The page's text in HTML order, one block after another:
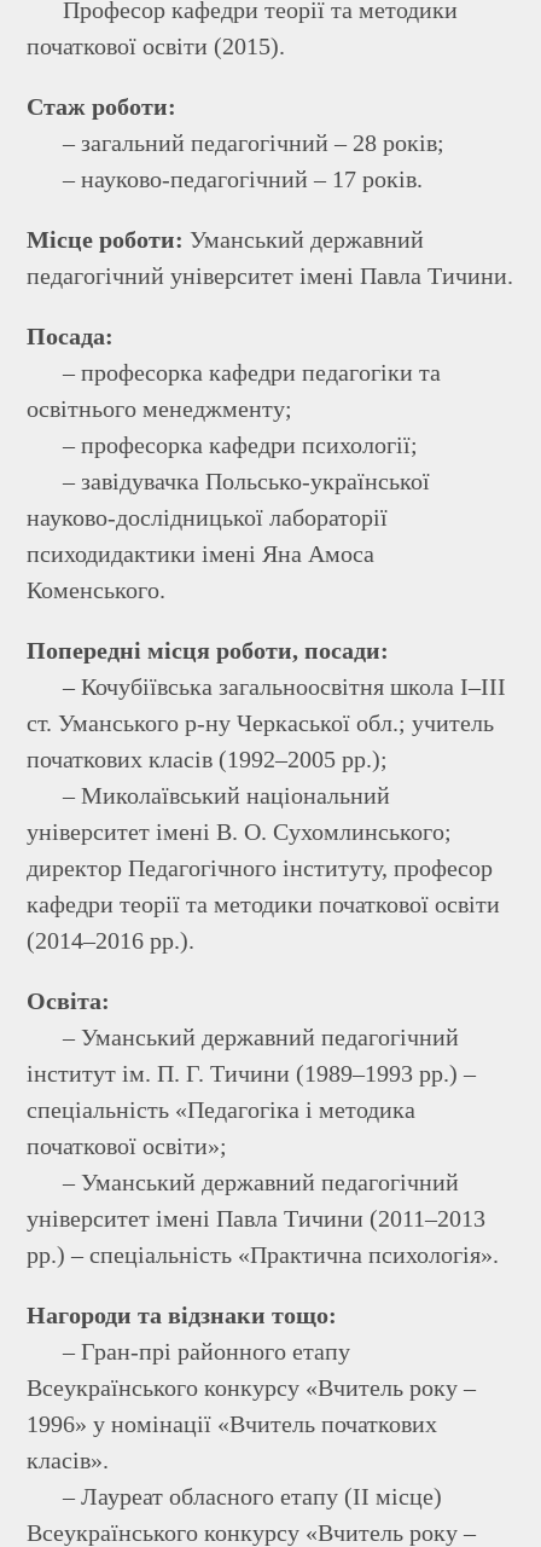
Професор кафедри теорії та методики
початкової освіти (2015).
Стаж роботи:
– загальний педагогічний – 28 років;
– науково-педагогічний – 17 років.
Місце роботи:Уманський державний
педагогічний університет імені Павла Тичини.
Посада:
– професорка кафедри педагогіки та
освітнього менеджменту;
– професорка кафедри психології;
– завідувачка Польсько-української
науково-дослідницької лабораторії
психодидактики імені Яна Амоса
Коменського.
Попередні місця роботи, посади:
– Кочубіївська загальноосвітня школа І–ІІІ
ст. Уманського р-ну Черкаської обл.; учитель
початкових класів (1992–2005 рр.);
– Миколаївський національний
університет імені В. О. Сухомлинського;
директор Педагогічного інституту, професор
кафедри теорії та методики початкової освіти
(2014–2016 рр.).
Освіта:
– Уманський державний педагогічний
інститут ім. П. Г. Тичини (1989–1993 рр.) –
спеціальність «Педагогіка і методика
початкової освіти»;
– Уманський державний педагогічний
університет імені Павла Тичини (2011–2013
рр.) – спеціальність «Практична психологія».
Нагороди та відзнаки тощо:
– Гран-прі районного етапу
Всеукраїнського конкурсу «Вчитель року –
1996» у номінації «Вчитель початкових
класів».
– Лауреат обласного етапу (ІІ місце)
Всеукраїнського конкурсу «Вчитель року –